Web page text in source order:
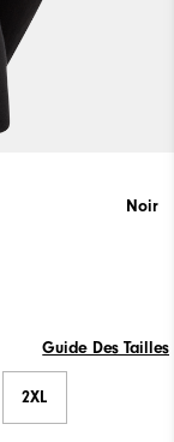
Noir
Guide Des Tailles
2XL